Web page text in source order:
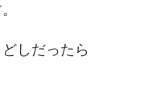
しだったら